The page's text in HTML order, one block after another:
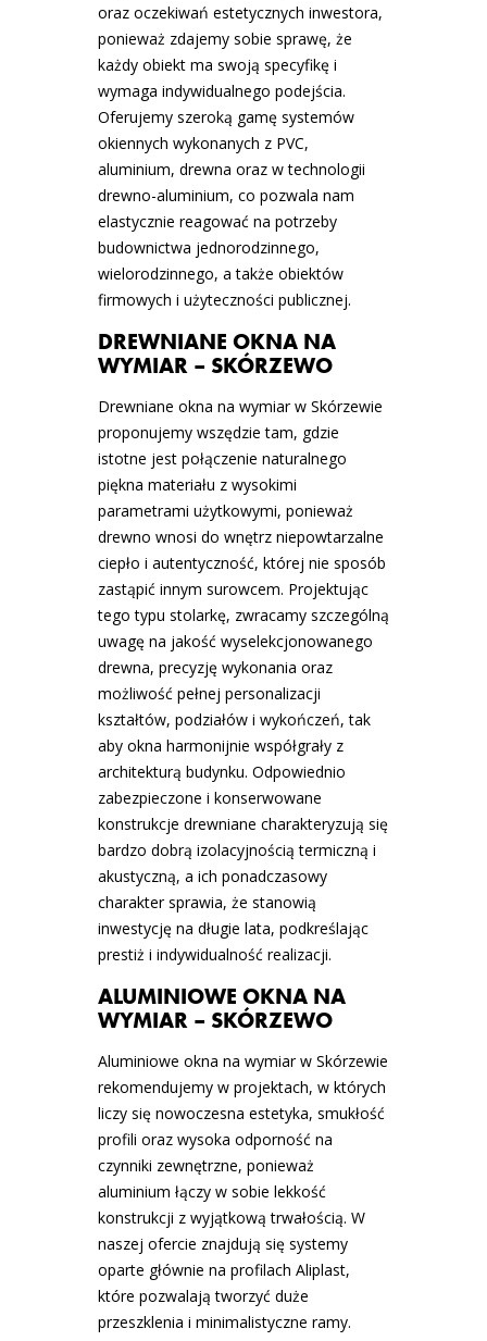
oraz oczekiwań estetycznych inwestora,
ponieważ zdajemy sobie sprawę, że
każdy obiekt ma swoją specyfikę i
wymaga indywidualnego podejścia.
Oferujemy szeroką gamę systemów
okiennych wykonanych z PVC,
aluminium, drewna oraz w technologii
drewno-aluminium, co pozwala nam
elastycznie reagować na potrzeby
budownictwa jednorodzinnego,
wielorodzinnego, a także obiektów
firmowych i użyteczności publicznej.
DREWNIANE OKNA NA
WYMIAR – SKÓRZEWO
Drewniane okna na wymiar w Skórzewie
proponujemy wszędzie tam, gdzie
istotne jest połączenie naturalnego
piękna materiału z wysokimi
parametrami użytkowymi, ponieważ
drewno wnosi do wnętrz niepowtarzalne
ciepło i autentyczność, której nie sposób
zastąpić innym surowcem. Projektując
tego typu stolarkę, zwracamy szczególną
uwagę na jakość wyselekcjonowanego
drewna, precyzję wykonania oraz
możliwość pełnej personalizacji
kształtów, podziałów i wykończeń, tak
aby okna harmonijnie współgrały z
architekturą budynku. Odpowiednio
zabezpieczone i konserwowane
konstrukcje drewniane charakteryzują się
bardzo dobrą izolacyjnością termiczną i
akustyczną, a ich ponadczasowy
charakter sprawia, że stanowią
inwestycję na długie lata, podkreślając
prestiż i indywidualność realizacji.
ALUMINIOWE OKNA NA
WYMIAR – SKÓRZEWO
Aluminiowe okna na wymiar w Skórzewie
rekomendujemy w projektach, w których
liczy się nowoczesna estetyka, smukłość
profili oraz wysoka odporność na
czynniki zewnętrzne, ponieważ
aluminium łączy w sobie lekkość
konstrukcji z wyjątkową trwałością. W
naszej ofercie znajdują się systemy
oparte głównie na profilach Aliplast,
które pozwalają tworzyć duże
przeszklenia i minimalistyczne ramy.